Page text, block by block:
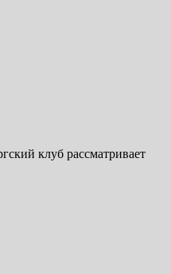
клуб рассматривает